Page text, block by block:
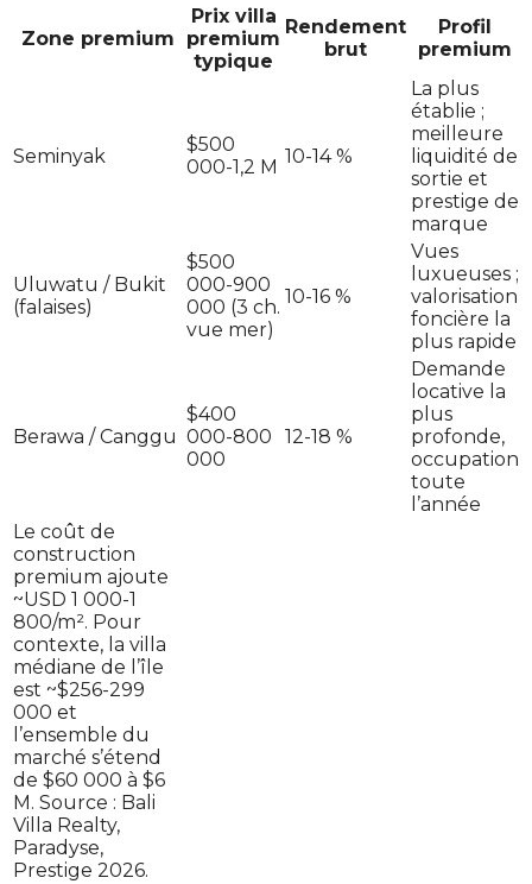
Zone premium
Prix villa
premium
typique
Rendement
brut
Profil
premium
Seminyak
$500
000-1,2 M 10-14 %
La plus
établie ;
meilleure
liquidité de
sortie et
prestige de
marque
Uluwatu / Bukit
(falaises)
$500
000-900
000 (3 ch.
vue mer)
10-16 %
Vues
luxueuses ;
valorisation
foncière la
plus rapide
Berawa / Canggu
$400
000-800
000
12-18 %
Demande
locative la
plus
profonde,
occupation
toute
l’année
Le coût de
construction
premium ajoute
~USD 1 000-1
800/m². Pour
contexte, la villa
médiane de l’île
est ~$256-299
000 et
l’ensemble du
marché s’étend
de $60 000 à $6
M. Source : Bali
Villa Realty,
Paradyse,
Prestige 2026.